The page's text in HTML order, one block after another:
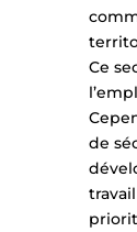
Ce
de